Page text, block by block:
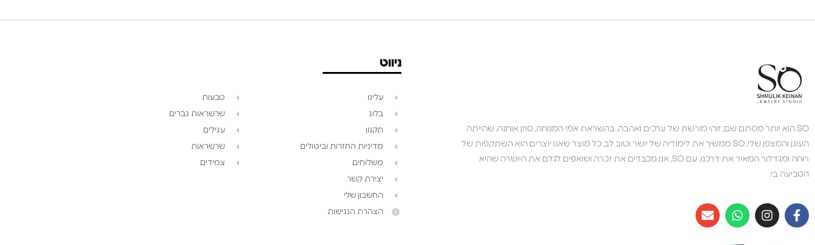
SO הוא יותר מסתם שם; זוהי מורשת של ערכים ואהבה. בהשראת אמי המנוחה, סוזן אוחנה, שהייתה
העוגן והמצפן שלי, SO ממשיך את לימודיה של יושר וטוב לב. כל מוצר שאנו יוצרים הוא השתקפות של
רוחה ומגדלור המאיר את דרכנו. עם SO, אנו מכבדים את זכרה ושואפים לגלם את היושרה שהיא
הטביעה בי.
ניווט
עלינו
בלוג
תקנון
מדיניות החזרות וביטולים
משלוחים
יצירת קשר
החשבון שלי
הצהרת הנגישות
טבעות
שרשראות גברים
עגילים
שרשראות
צמידים